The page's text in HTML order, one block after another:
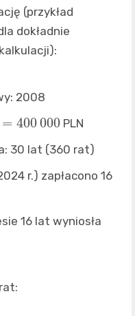
(przykład
dokładnie
2008
400000 PLN
30 lat (360 rat)
r.) zapłacono 16
16 lat wyniosła